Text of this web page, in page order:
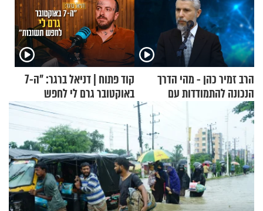
הרב זמיר כהן - מהי הדרך
הנכונה להתמודדות עם
אסונות?
קוד פתוח | דניאל ברגר: "ה-7
באוקטובר גרם לי לחפש
תשובות"